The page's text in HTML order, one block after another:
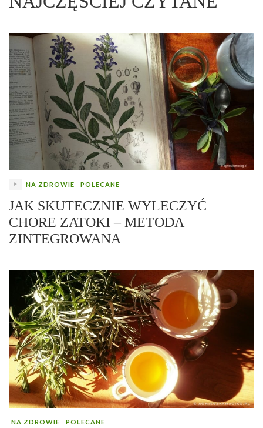
NA ZDROWIE POLECANE
JAK SKUTECZNIE WYLECZYĆ
CHORE ZATOKI – METODA
ZINTEGROWANA
NA ZDROWIE POLECANE